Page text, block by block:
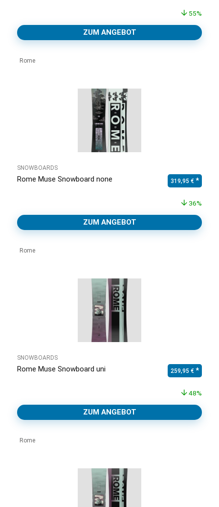
55%
ZUM ANGEBOT
Rome
SNOWBOARDS
Rome Muse Snowboard none Ursprünglicher
319,95 €
36%
ZUM ANGEBOT
Rome
SNOWBOARDS
Rome Muse Snowboard uni Ursprünglicher
259,95 €
48%
ZUM ANGEBOT
Rome